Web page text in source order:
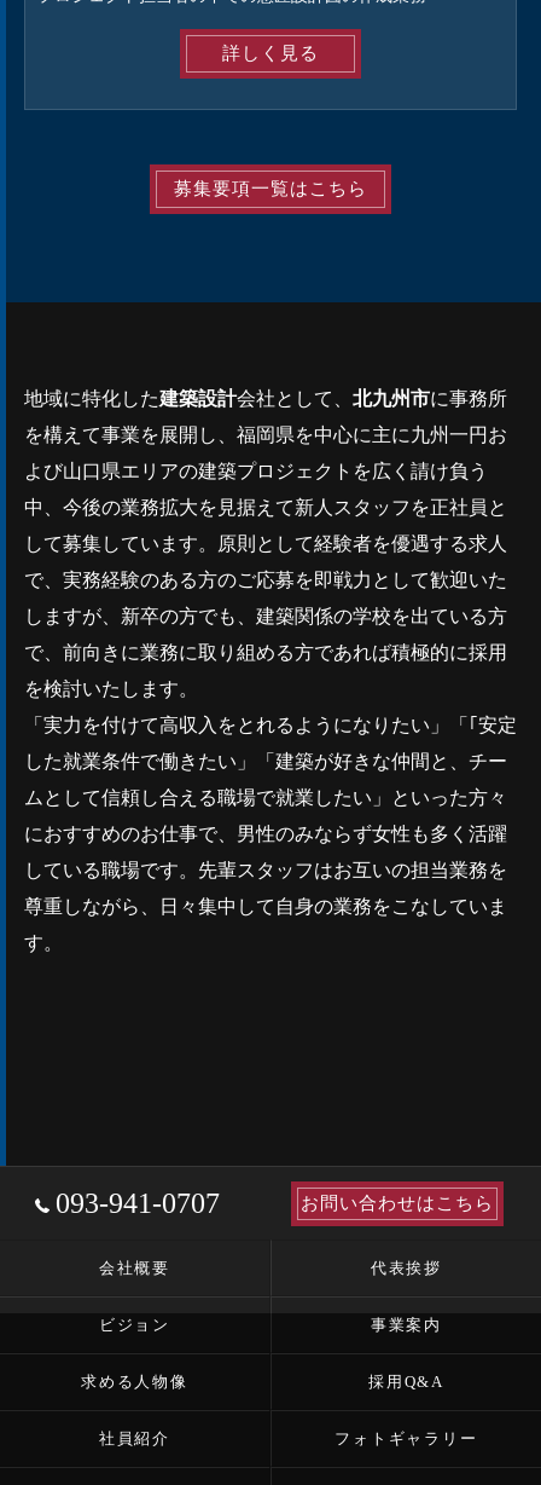
詳しく見る
募集要項一覧はこちら
地域に特化した建築設計会社として、 北九州市に事務所
を構えて事業を展開し、福岡県を中心に主に九州一円お
よび山口県エリアの建築プロジェクトを広く請け負う
中、今後の業務拡大を見据えて新人スタッフを正社員と
して募集しています。原則として経験者を優遇する求人
で、実務経験のある方のご応募を即戦力として歓迎いた
しますが、新卒の方でも、建築関係の学校を出ている方
で、前向きに業務に取り組める方であれば積極的に採用
を検討いたします。
「実力を付けて高収入をとれるようになりたい」「｢安定
した就業条件で働きたい」「建築が好きな仲間と、チー
ムとして信頼し合える職場で就業したい」といった方々
におすすめのお仕事で、男性のみならず女性も多く活躍
している職場です。先輩スタッフはお互いの担当業務を
尊重しながら、日々集中して自身の業務をこなしていま
す。
093-941-0707 お問い合わせはこちら
会社概要 代表挨拶
ビジョン 事業案内
求める人物像 採用Q&A
社員紹介 フォトギャラリー